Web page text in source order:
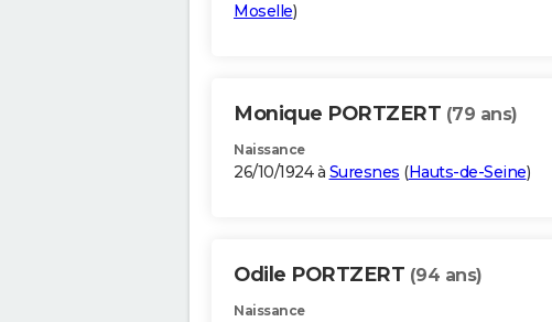
Moselle)
Monique PORTZERT (79 ans)
Naissance
26/10/1924 à Suresnes (Hauts-de-Seine)
Odile PORTZERT (94 ans)
Naissance